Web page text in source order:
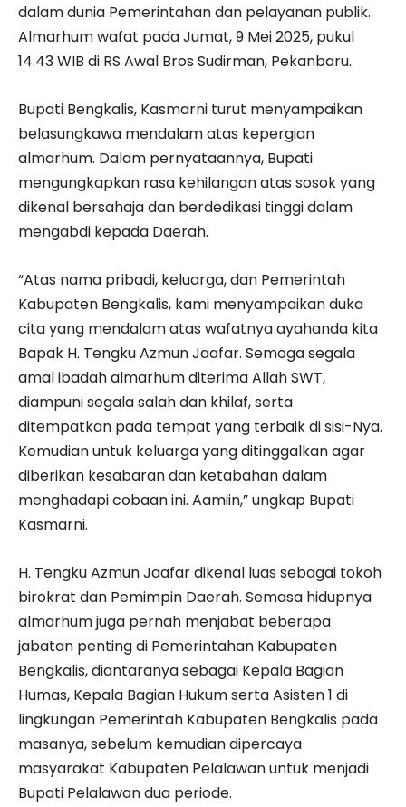
dalam dunia Pemerintahan dan pelayanan publik.
Almarhum wafat pada Jumat, 9 Mei 2025, pukul
14.43 WIB di RS Awal Bros Sudirman, Pekanbaru.
Bupati Bengkalis, Kasmarni turut menyampaikan
belasungkawa mendalam atas kepergian
almarhum. Dalam pernyataannya, Bupati
mengungkapkan rasa kehilangan atas sosok yang
dikenal bersahaja dan berdedikasi tinggi dalam
mengabdi kepada Daerah.
“Atas nama pribadi, keluarga, dan Pemerintah
Kabupaten Bengkalis, kami menyampaikan duka
cita yang mendalam atas wafatnya ayahanda kita
Bapak H. Tengku Azmun Jaafar. Semoga segala
amal ibadah almarhum diterima Allah SWT,
diampuni segala salah dan khilaf, serta
ditempatkan pada tempat yang terbaik di sisi-Nya.
Kemudian untuk keluarga yang ditinggalkan agar
diberikan kesabaran dan ketabahan dalam
menghadapi cobaan ini. Aamiin,” ungkap Bupati
Kasmarni.
H. Tengku Azmun Jaafar dikenal luas sebagai tokoh
birokrat dan Pemimpin Daerah. Semasa hidupnya
almarhum juga pernah menjabat beberapa
jabatan penting di Pemerintahan Kabupaten
Bengkalis, diantaranya sebagai Kepala Bagian
Humas, Kepala Bagian Hukum serta Asisten 1 di
lingkungan Pemerintah Kabupaten Bengkalis pada
masanya, sebelum kemudian dipercaya
masyarakat Kabupaten Pelalawan untuk menjadi
Bupati Pelalawan dua periode.